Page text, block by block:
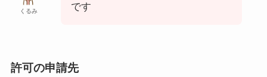
くるみ
です
許可の申請先